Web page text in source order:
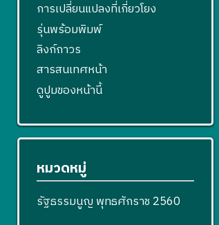
การเปลี่ยนแปลงที่เกี่ยวโยง
รุ่นพร้อมพิมพ์
ลิงก์ถาวร
สารสนเทศหน้า
ดูปูมของหน้านี้
หมวดหมู่
รัฐธรรมนูญ พุทธศักราช 2560